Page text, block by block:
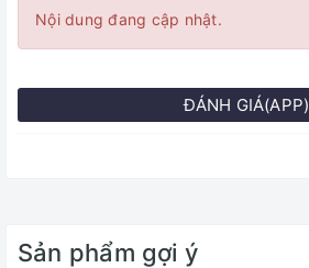
Nội dung đang cập nhật.
ĐÁNH GIÁ(APP)
Sản phẩm gợi ý